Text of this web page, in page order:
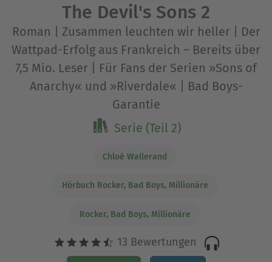
The Devil's Sons 2
Roman | Zusammen leuchten wir heller | Der
Wattpad-Erfolg aus Frankreich – Bereits über
7,5 Mio. Leser | Für Fans der Serien »Sons of
Anarchy« und »Riverdale« | Bad Boys-
Garantie
Serie (Teil 2)
Chloé Wallerand
Hörbuch Rocker, Bad Boys, Millionäre
Rocker, Bad Boys, Millionäre
13 Bewertungen